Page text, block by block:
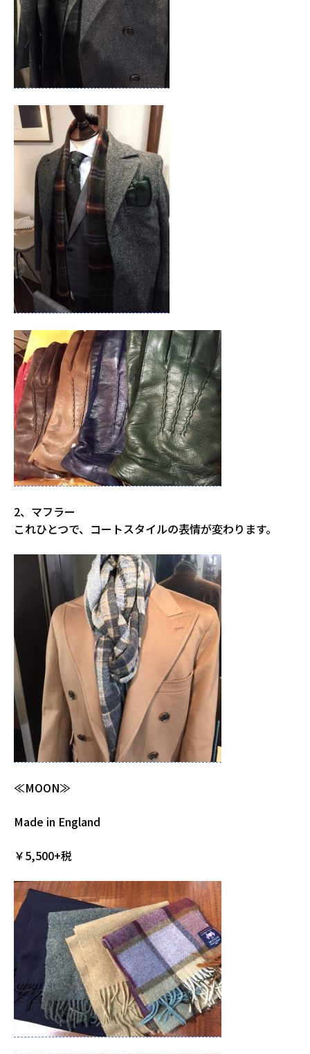
2、マフラー
これひとつで、コートスタイルの表情が変わります。
≪MOON≫
Made in England
￥5,500+税